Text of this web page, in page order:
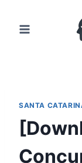
para
SANTA